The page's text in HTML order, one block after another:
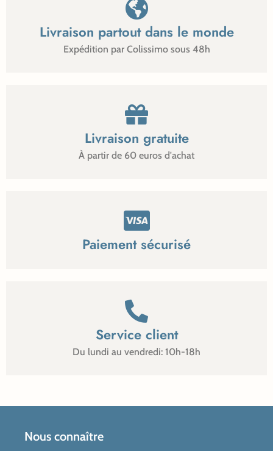
Livraison partout dans le monde
Expédition par Colissimo sous 48h
Livraison gratuite
À partir de 60 euros d'achat
Paiement sécurisé
Service client
Du lundi au vendredi: 10h-18h
Nous connaître